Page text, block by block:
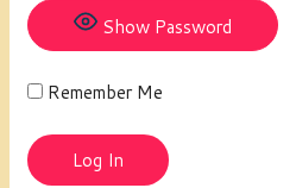
Show Password
Remember Me